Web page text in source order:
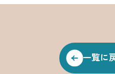
一覧に